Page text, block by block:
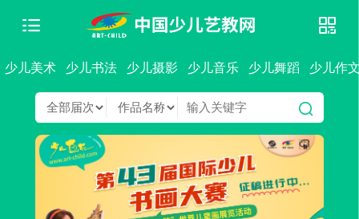
少儿美术 少儿书法 少儿摄影 少儿音乐 少儿舞蹈 少儿作